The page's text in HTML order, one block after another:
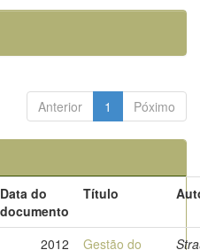
Anterior 1 Póximo
Data do
documento
Título
2012
Gestão do